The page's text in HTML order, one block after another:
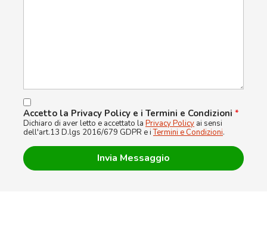
Accetto la Privacy Policy e i Termini e Condizioni *
Dichiaro di aver letto e accettato la Privacy Policy ai sensi
dell'art.13 D.lgs 2016/679 GDPR e iTermini e Condizioni.